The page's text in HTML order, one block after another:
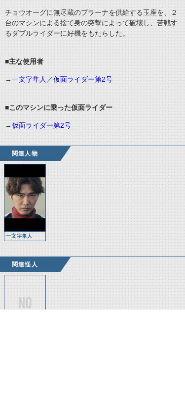
チョウオーグに無尽蔵のプラーナを供給する玉座を、２
台のマシンによる捨て身の突撃によって破壊し、苦戦す
るダブルライダーに好機をもたらした。
■主な使用者
→一文字隼人 ／仮面ライダー第2号
■このマシンに乗った仮面ライダー
→仮面ライダー第2号
関連人物
一文字隼人
関連怪人